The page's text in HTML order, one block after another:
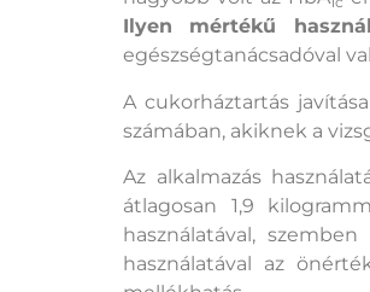
Ilyen mértékű
egészségtanácsadóval
A cukorháztartás
számában, akiknek a
Az alkalmazás
átlagosan 1,9
használatával,
használatával az